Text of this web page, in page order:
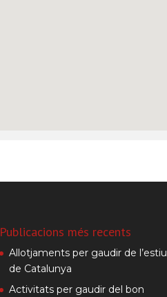
Publicacions més recents
Allotjaments per gaudir de l’estiu
de Catalunya
Activitats per gaudir del bon